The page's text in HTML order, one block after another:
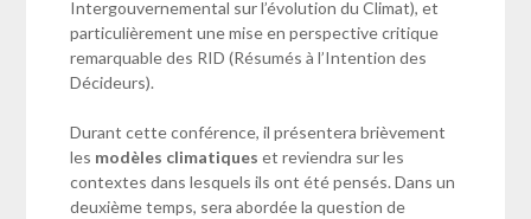
Intergouvernemental sur l’évolution du Climat), et
particulièrement une mise en perspective critique
remarquable des RID (Résumés à l’Intention des
Décideurs).
Durant cette conférence, il présentera brièvement
les modèles climatiques et reviendra sur les
contextes dans lesquels ils ont été pensés. Dans un
deuxième temps, sera abordée la question de